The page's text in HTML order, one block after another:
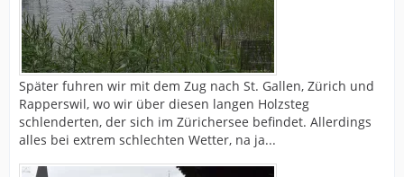
Später fuhren wir mit dem Zug nach St. Gallen, Zürich und
Rapperswil, wo wir über diesen langen Holzsteg
schlenderten, der sich im Zürichersee befindet. Allerdings
alles bei extrem schlechten Wetter, na ja...